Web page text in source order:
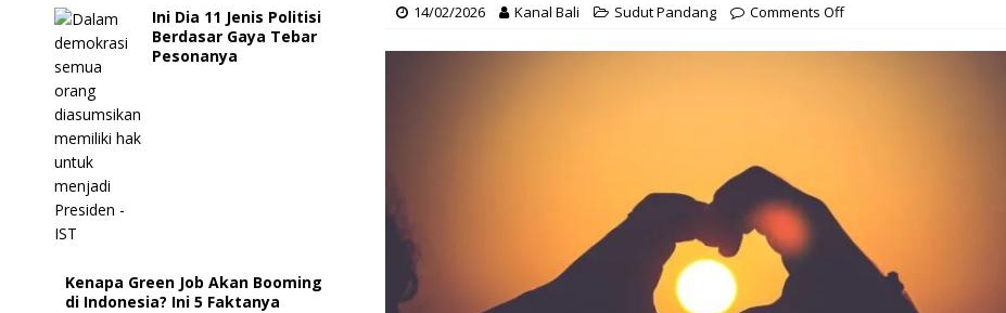
14/02/2026 Kanal Bali Sudut Pandang Comments Off
Ini Dia 11 Jenis Politisi
Berdasar Gaya Tebar
Pesonanya
Kenapa Green Job Akan Booming
di Indonesia? Ini 5 Faktanya